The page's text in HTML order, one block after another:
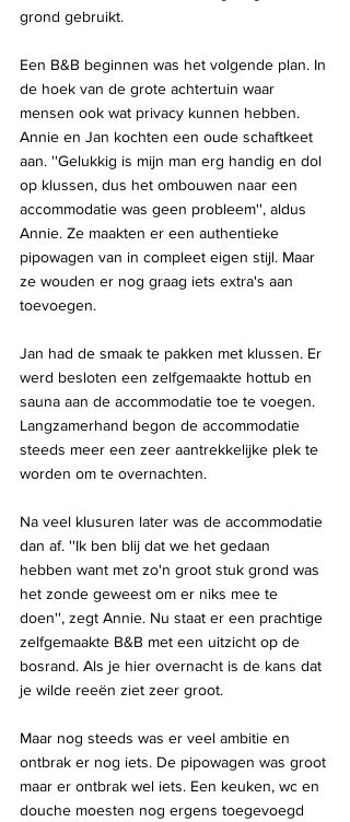
grond gebruikt.
Een B&B beginnen was het volgende plan. In
de hoek van de grote achtertuin waar
mensen ook wat privacy kunnen hebben.
Annie en Jan kochten een oude schaftkeet
aan. ''Gelukkig is mijn man erg handig en dol
op klussen, dus het ombouwen naar een
accommodatie was geen probleem'', aldus
Annie. Ze maakten er een authentieke
pipowagen van in compleet eigen stijl. Maar
ze wouden er nog graag iets extra's aan
toevoegen.
Jan had de smaak te pakken met klussen. Er
werd besloten een zelfgemaakte hottub en
sauna aan de accommodatie toe te voegen.
Langzamerhand begon de accommodatie
steeds meer een zeer aantrekkelijke plek te
worden om te overnachten.
Na veel klusuren later was de accommodatie
dan af. ''Ik ben blij dat we het gedaan
hebben want met zo'n groot stuk grond was
het zonde geweest om er niks mee te
doen'', zegt Annie. Nu staat er een prachtige
zelfgemaakte B&B met een uitzicht op de
bosrand. Als je hier overnacht is de kans dat
je wilde reeën ziet zeer groot.
Maar nog steeds was er veel ambitie en
ontbrak er nog iets. De pipowagen was groot
maar er ontbrak wel iets. Een keuken, wc en
douche moesten nog ergens toegevoegd